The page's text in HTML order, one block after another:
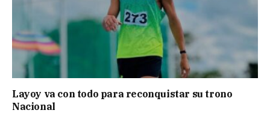
Layoy va con todo para reconquistar su trono
Nacional